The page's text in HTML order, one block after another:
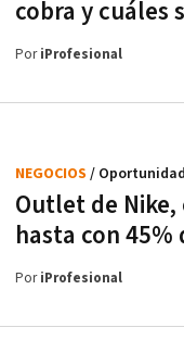
cobra y cuáles
PoriProfesional
Outlet de
hasta con
NEGOCIOS / Oportunidad
PoriProfesional